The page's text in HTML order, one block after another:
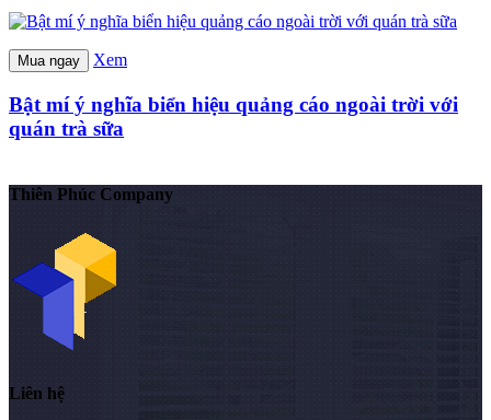
Mua ngay Xem
Bật mí ý nghĩa biển hiệu quảng cáo ngoài trời với
quán trà sữa
Thiên Phúc Company
Liên hệ